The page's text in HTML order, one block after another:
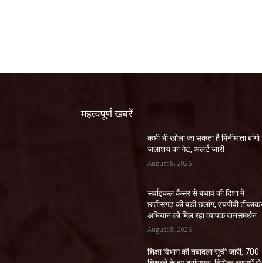
महत्वपूर्ण खबरें
कभी भी खोला जा सकता है मिनीमाता बांगो
जलाशय का गेट, अलर्ट जारी
August 8, 2026
सर्वाइकल कैंसर से बचाव की दिशा में
छत्तीसगढ़ की बड़ी छलांग, एचपीवी
अभियान को मिल रहा व्यापक जनसमर्थन
August 8, 2026
शिक्षा विभाग की तबादला सूची जारी, 700